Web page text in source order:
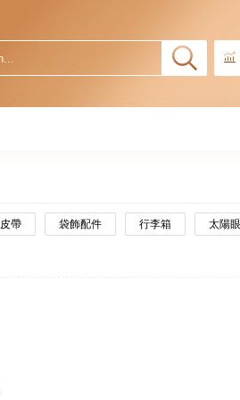
皮帶 袋飾配件 行李箱 太陽